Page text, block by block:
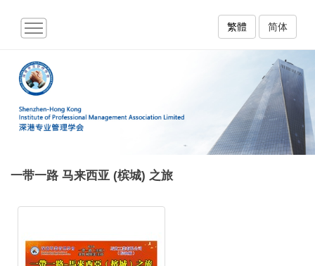
繁體 简体
一带一路 马来西亚 (槟城) 之旅